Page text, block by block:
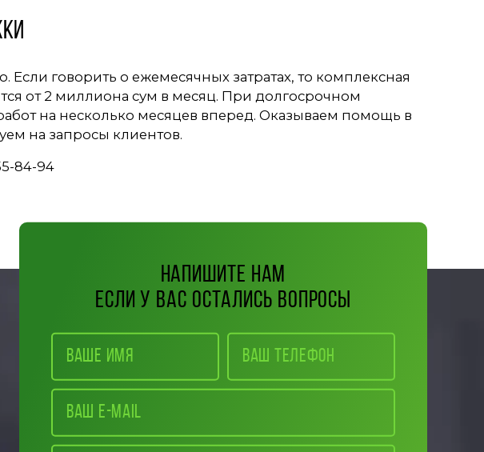
говорить о ежемесячных затратах, то комплексная
от 2 миллиона сум в месяц. При долгосрочном
на несколько месяцев вперед. Оказываем помощь в
на запросы клиентов.
84-94
Напишите нам
если у вас остались вопросы